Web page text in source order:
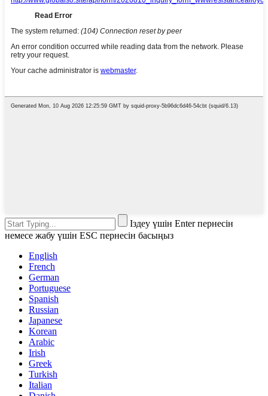
Іздеу үшін Enter пернесін
немесе жабу үшін ESC пернесін басыңыз
English
French
German
Portuguese
Spanish
Russian
Japanese
Korean
Arabic
Irish
Greek
Turkish
Italian